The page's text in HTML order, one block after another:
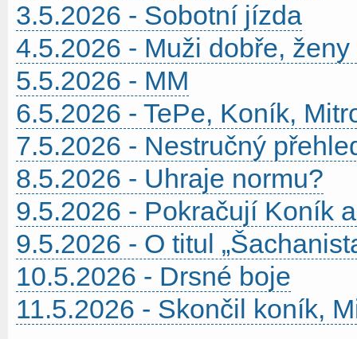
3.5.2026 - Sobotní jízda
4.5.2026 - Muži dobře, ženy
5.5.2026 - MM
6.5.2026 - TePe, Koník,
7.5.2026 - Nestručný
8.5.2026 - Uhraje normu?
9.5.2026 - Pokračují Koník
9.5.2026 - O titul
10.5.2026 - Drsné boje
11.5.2026 - Skončil koník,